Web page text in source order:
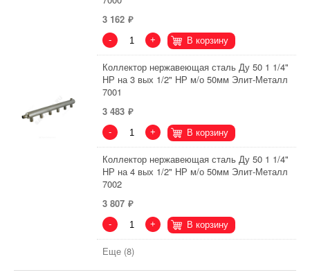
3 162
- + В корзину
Коллектор нержавеющая сталь Ду 50 1 1/4"
НР на 3 вых 1/2" НР м/о 50мм Элит-Металл
7001
3 483
- + В корзину
Коллектор нержавеющая сталь Ду 50 1 1/4"
НР на 4 вых 1/2" НР м/о 50мм Элит-Металл
7002
3 807
- + В корзину
Еще (8)